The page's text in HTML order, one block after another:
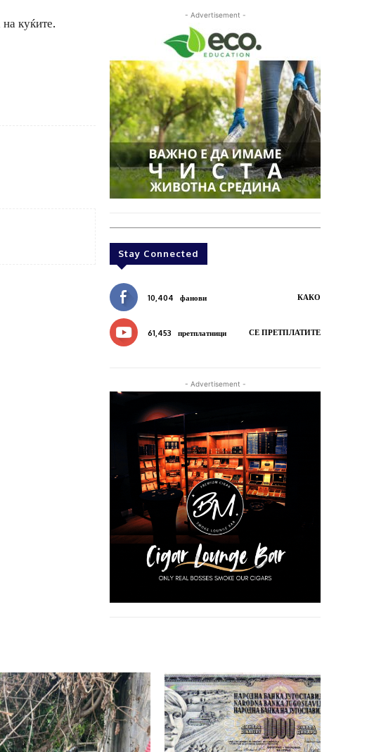
куќите.
- Advertisement -
Stay Connected
10,404 фанови КАКО
61,453 претплатници СЕ ПРЕТПЛАТИТЕ
- Advertisement -